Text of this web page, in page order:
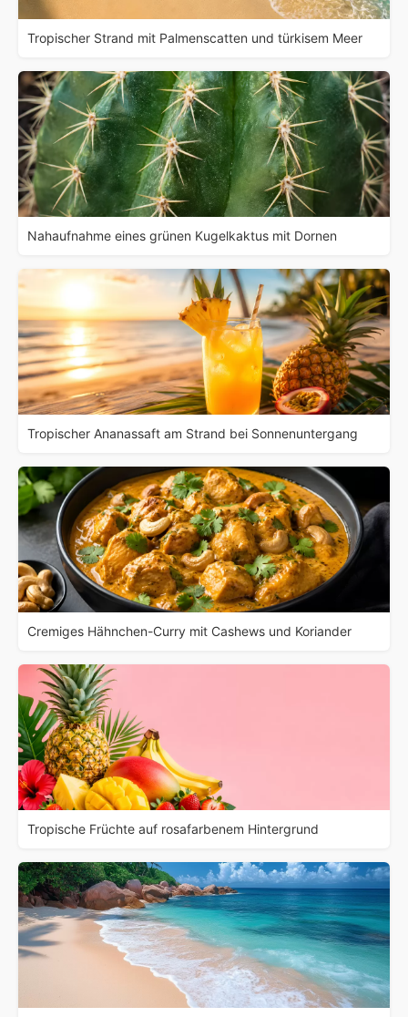
Tropischer Strand mit Palmenscatten und türkisem Meer
Nahaufnahme eines grünen Kugelkaktus mit Dornen
Tropischer Ananassaft am Strand bei Sonnenuntergang
Cremiges Hähnchen-Curry mit Cashews und Koriander
Tropische Früchte auf rosafarbenem Hintergrund